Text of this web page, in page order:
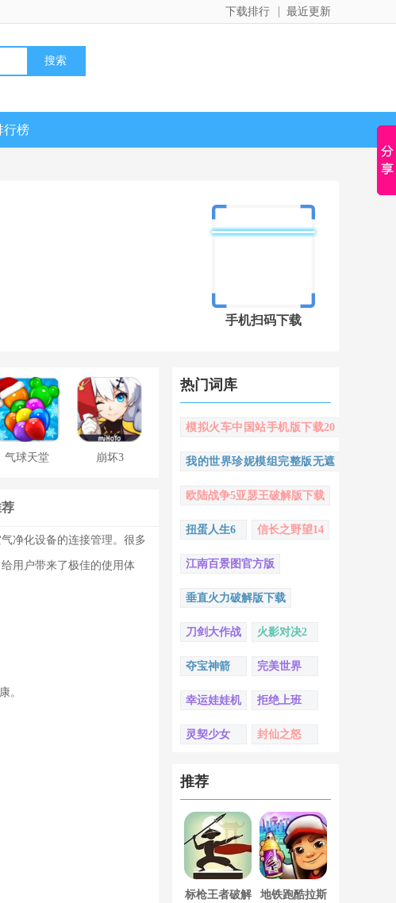
最近更新
下载排行
行榜
手机扫码下载
气球天堂 崩坏3
净化设备的连接管理。很多
用户带来了极佳的使用体
。
热门词库
模拟火车中国站手机版下载20
我的世界珍妮模组完整版无遮
欧陆战争5亚瑟王破解版下载
扭蛋人生6 信长之野望14
江南百景图官方版
垂直火力破解版下载
刀剑大作战 火影对决2
夺宝神箭 完美世界
幸运娃娃机 拒绝上班
灵契少女 封仙之怒
推荐
标枪王者破解 地铁跑酷拉斯